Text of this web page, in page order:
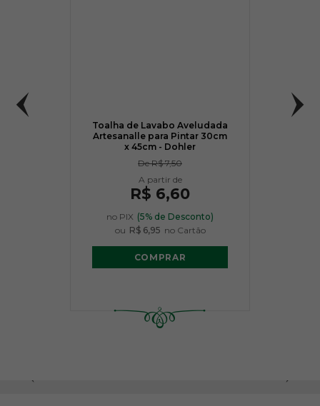
Toalha de Lavabo Aveludada
Artesanalle para Pintar 30cm
x 45cm - Dohler
DeR$ 7,50
R$ 6,60
no PIX (5% de Desconto)
ou R$ 6,95 no Cartão
COMPRAR